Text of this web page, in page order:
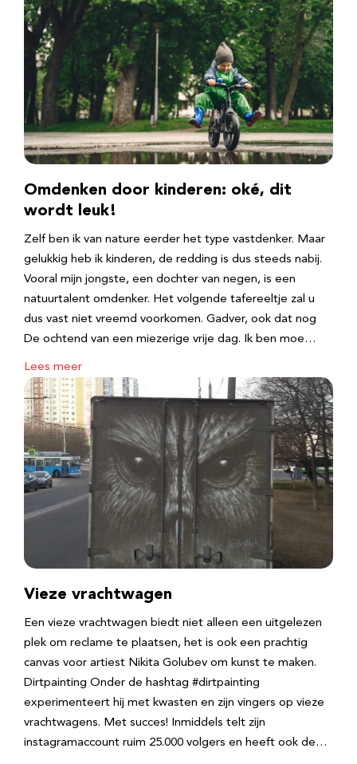
Omdenken door kinderen: oké, dit
wordt leuk!
Zelf ben ik van nature eerder het type vastdenker. Maar
gelukkig heb ik kinderen, de redding is dus steeds nabij.
Vooral mijn jongste, een dochter van negen, is een
natuurtalent omdenker. Het volgende tafereeltje zal u
dus vast niet vreemd voorkomen. Gadver, ook dat nog
De ochtend van een miezerige vrije dag. Ik ben moe…
Lees meer
Vieze vrachtwagen
Een vieze vrachtwagen biedt niet alleen een uitgelezen
plek om reclame te plaatsen, het is ook een prachtig
canvas voor artiest Nikita Golubev om kunst te maken.
Dirtpainting Onder de hashtag #dirtpainting
experimenteert hij met kwasten en zijn vingers op vieze
vrachtwagens. Met succes! Inmiddels telt zijn
instagramaccount ruim 25.000 volgers en heeft ook de…